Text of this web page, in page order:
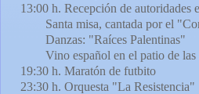
13:00 h. Recepción de autoridades
Santa misa, cantada por el
Danzas: "Raíces Palentinas"
Vino español en el patio de las
19:30 h. Maratón de futbito
23:30 h. Orquesta "La Resistencia"